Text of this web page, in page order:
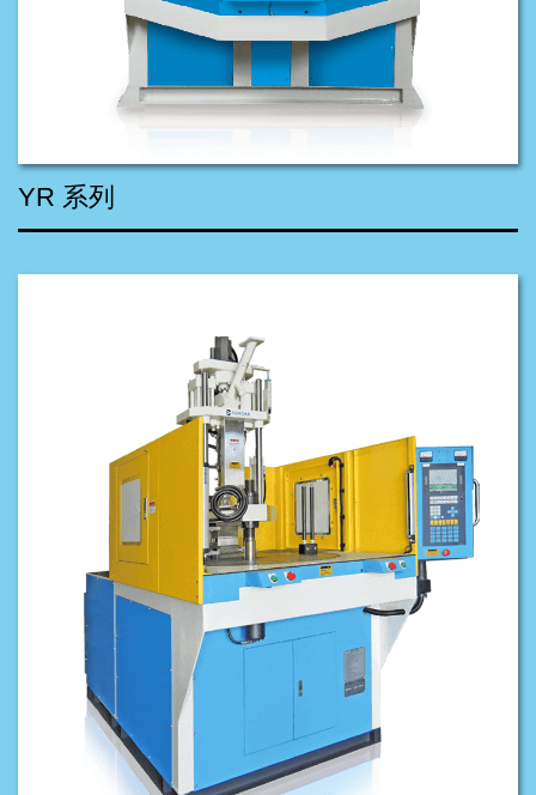
YR 系列